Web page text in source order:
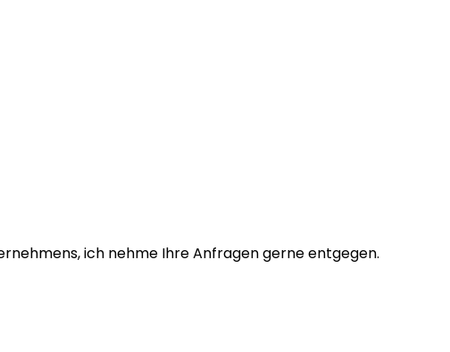
ich nehme Ihre Anfragen gerne entgegen.